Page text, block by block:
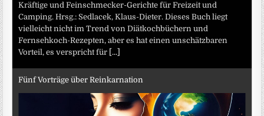
Kräftige und Feinschmecker-Gerichte für Freizeit und
Camping. Hrsg.: Sedlacek, Klaus-Dieter. Dieses Buch liegt
vielleicht nicht im Trend von Diätkochbüchern und
Fernsehkoch-Rezepten, aber es hat einen unschätzbaren
Vorteil, es verspricht für [...]
Fünf Vorträge über Reinkarnation